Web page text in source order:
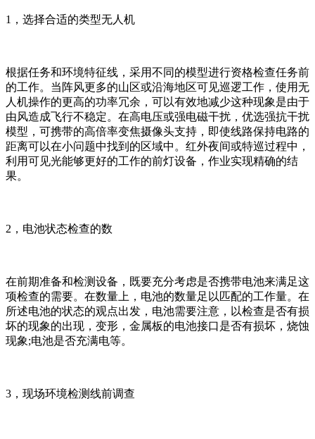
1，选择合适的类型无人机
根据任务和环境特征线，采用不同的模型进行资格检查任务前
的工作。当阵风更多的山区或沿海地区可见巡逻工作，使用无
人机操作的更高的功率冗余，可以有效地减少这种现象是由于
由风造成飞行不稳定。在高电压或强电磁干扰，优选强抗干扰
模型，可携带的高倍率变焦摄像头支持，即使线路保持电路的
距离可以在小问题中找到的区域中。红外夜间或特巡过程中，
利用可见光能够更好的工作的前灯设备，作业实现精确的结
果。
2，电池状态检查的数
在前期准备和检测设备，既要充分考虑是否携带电池来满足这
项检查的需要。在数量上，电池的数量足以匹配的工作量。在
所述电池的状态的观点出发，电池需要注意，以检查是否有损
坏的现象的出现，变形，金属板的电池接口是否有损坏，烧蚀
现象;电池是否充满电等。
3，现场环境检测线前调查